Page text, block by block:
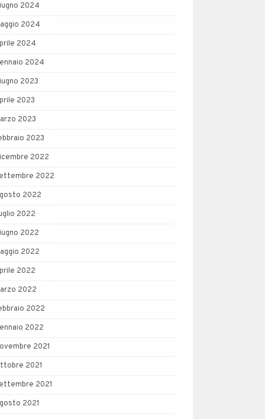
2024
2024
2024
2024
2023
2023
2023
2023
2022
2022
2022
2022
2022
2022
2022
2022
2022
2022
2021
2021
2021
2021